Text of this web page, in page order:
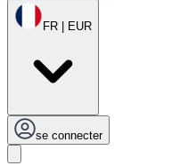
FR | EUR
se connecter